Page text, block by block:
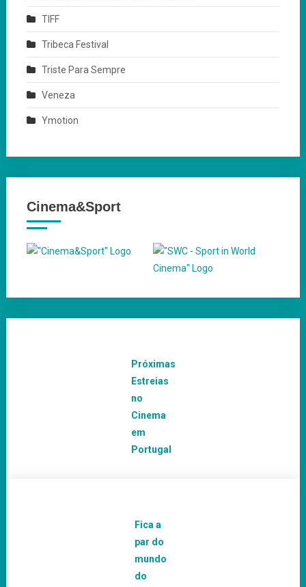
TIFF
Tribeca Festival
Triste Para Sempre
Veneza
Ymotion
Cinema&Sport
Próximas
Estreias
no
Cinema
em
Portugal
Fica a
par do
mundo
do